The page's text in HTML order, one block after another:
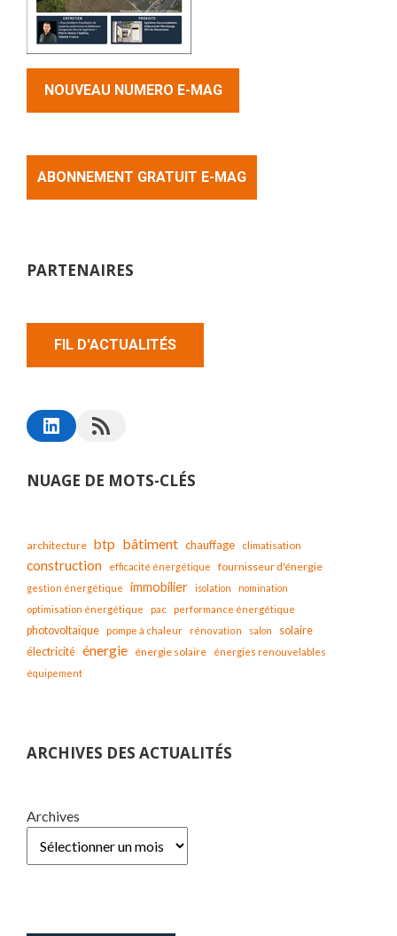
NOUVEAU NUMERO E-MAG
ABONNEMENT GRATUIT E-MAG
PARTENAIRES
FIL D'ACTUALITÉS
NUAGE DE MOTS-CLÉS
architecture btp bâtiment chauffage climatisation
construction efficacité énergétique fournisseur d'énergie
gestion énergétique immobilier isolation
nomination
optimisation énergétique
pac performance énergétique
photovoltaïque pompe à chaleur rénovation salon solaire
électricité énergie énergie solaire
énergies renouvelables
équipement
ARCHIVES DES ACTUALITÉS
Archives